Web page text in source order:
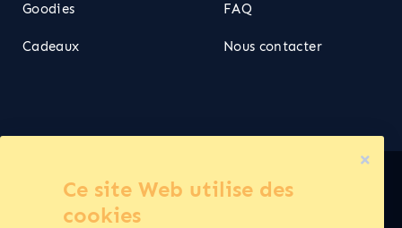
Ce site Web utilise des
cookies
Goodies
Cadeaux
FAQ
Nous contacter
Cime ©2026